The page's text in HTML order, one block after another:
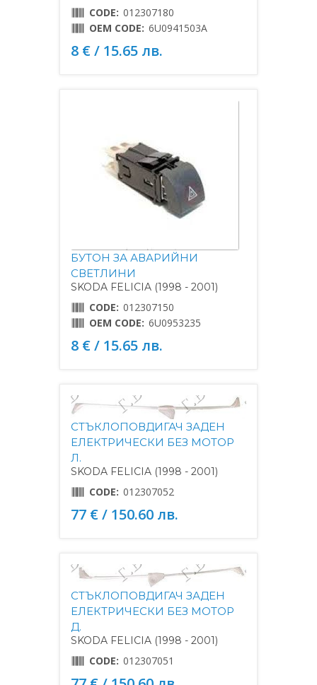
CODE: 012307180
OEM CODE: 6U0941503A
8 € / 15.65 лв.
БУТОН ЗА АВАРИЙНИ
СВЕТЛИНИ
SKODA FELICIA (1998 - 2001)
CODE: 012307150
OEM CODE: 6U0953235
8 € / 15.65 лв.
СТЪКЛОПОВДИГАЧ ЗАДЕН
ЕЛЕКТРИЧЕСКИ БЕЗ МОТОР
Л.
SKODA FELICIA (1998 - 2001)
CODE: 012307052
77 € / 150.60 лв.
СТЪКЛОПОВДИГАЧ ЗАДЕН
ЕЛЕКТРИЧЕСКИ БЕЗ МОТОР
Д.
SKODA FELICIA (1998 - 2001)
CODE: 012307051